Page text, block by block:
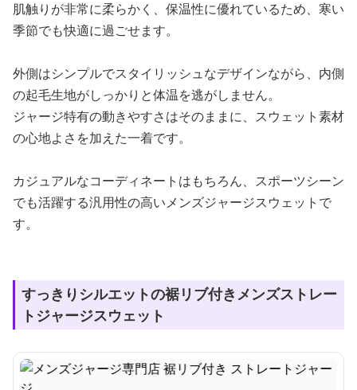
肌触りが非常に柔らかく、保温性に優れているため、寒い
季節でも快適に過ごせます。
外側はシンプルでスタイリッシュなデザインながら、内側
の起毛生地がしっかりと体温を逃がしません。
ジャージ特有の動きやすさはそのままに、スウェット素材
の心地よさを加えた一着です。
カジュアルなコーディネートはもちろん、スポーツシーン
でも活躍する汎用性の高いメンズジャージスウェットで
す。
すっきりシルエットの裾リブ付きメンズストレー
トジャージスウェット